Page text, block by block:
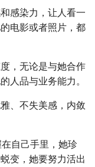
感染力，让人看一
电影或者照片，都
，无论是与她合作
人品与业务能力。
、不失美感，内敛
自己手里，她珍
变，她要努力活出